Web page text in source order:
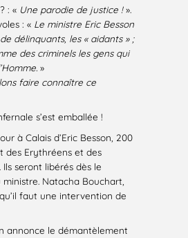
: « Une parodie de justice !».
: « Le ministre Eric Besson
délinquants, les « aidants » ;
des criminels les gens qui
»
faire connaître ce
s’est emballée !
à Calais d’Eric Besson, 200
des Erythréens et des
seront libérés dès le
Natacha Bouchart,
faut une intervention de
annonce le démantèlement